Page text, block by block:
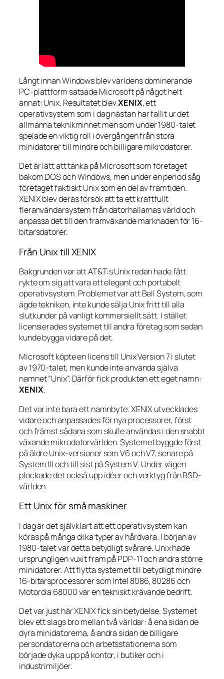
Långt innan Windows blev världens dominerande
PC-plattform satsade Microsoft på något helt
annat: Unix. Resultatet blevXENIX, ett
operativsystem som i dag nästan har fallit ur det
allmänna teknikminnet men som under 1980-talet
spelade en viktig roll i övergången från stora
minidatorer till mindre och billigare mikrodatorer.
Det är lätt att tänka på Microsoft som företaget
bakom DOS och Windows, men under en period såg
företaget faktiskt Unix som en del av framtiden.
XENIX blev deras försök att ta ett kraftfullt
fleranvändarsystem från datorhallarnas värld och
anpassa det till den framväxande marknaden för 16-
bitarsdatorer.
Från Unix till XENIX
Bakgrunden var att AT&T:s Unix redan hade fått
rykte om sig att vara ett elegant och portabelt
operativsystem. Problemet var att Bell System, som
ägde tekniken, inte kunde sälja Unix fritt till alla
slutkunder på vanligt kommersiellt sätt. I stället
licensierades systemet till andra företag som sedan
kunde bygga vidare på det.
Microsoft köpte en licens till Unix Version 7 i slutet
av 1970-talet, men kunde inte använda själva
namnet ”Unix”. Därför fick produkten ett eget namn:
XENIX.
Det var inte bara ett namnbyte. XENIX utvecklades
vidare och anpassades för nya processorer, först
och främst sådana som skulle användas i den snabbt
växande mikrodatorvärlden. Systemet byggde först
på äldre Unix-versioner som V6 och V7, senare på
System III och till sist på System V. Under vägen
plockade det också upp idéer och verktyg från BSD-
världen.
Ett Unix för små maskiner
I dag är det självklart att ett operativsystem kan
köras på många olika typer av hårdvara. I början av
1980-talet var detta betydligt svårare. Unix hade
ursprungligen vuxit fram på PDP-11 och andra större
minidatorer. Att flytta systemet till betydligt mindre
16-bitarsprocessorer som Intel 8086, 80286 och
Motorola 68000 var en tekniskt krävande bedrift.
Det var just här XENIX fick sin betydelse. Systemet
blev ett slags bro mellan två världar: å ena sidan de
dyra minidatorerna, å andra sidan de billigare
persondatorerna och arbetsstationerna som
började dyka upp på kontor, i butiker och i
industrimiljöer.